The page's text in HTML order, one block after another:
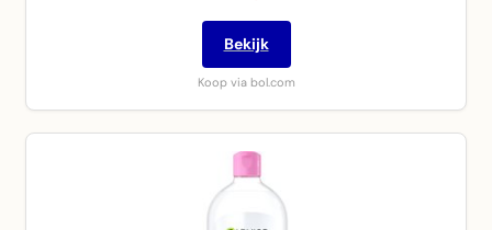
Bekijk
Koop via bol.com